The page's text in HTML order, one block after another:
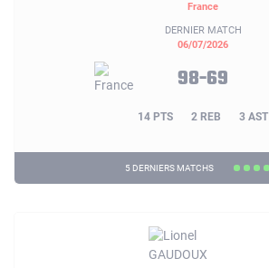
France
DERNIER MATCH
06/07/2026
98-69
14 PTS 2 REB 3 AST
5 DERNIERS MATCHS